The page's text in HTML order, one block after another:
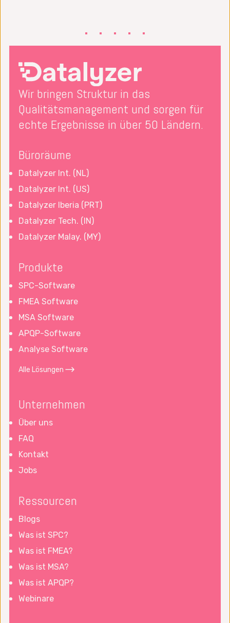
Wir bringen Struktur in das
Qualitätsmanagement und sorgen für
echte Ergebnisse in über 50 Ländern.
Büroräume
Datalyzer Int. (NL)
Datalyzer Int. (US)
Datalyzer Iberia (PRT)
Datalyzer Tech. (IN)
Datalyzer Malay. (MY)
Produkte
SPC-Software
FMEA Software
MSA Software
APQP-Software
Analyse Software
Alle Lösungen
Unternehmen
Über uns
FAQ
Kontakt
Jobs
Ressourcen
Blogs
Was ist SPC?
Was ist FMEA?
Was ist MSA?
Was ist APQP?
Webinare